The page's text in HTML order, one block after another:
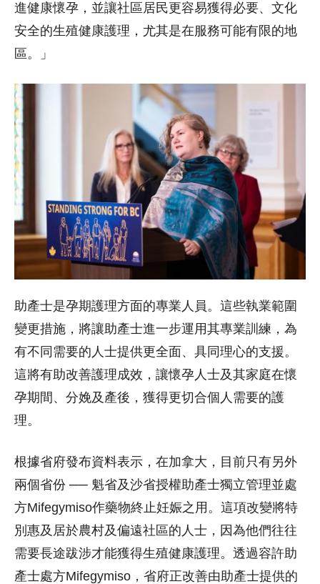
進健康懷孕，並讓社區居民更容易獲得必要、文化
安全的生殖健康護理，尤其是在服務可能有限的地
區。」
助產士是孕期護理方面的專業人員。這些執業範圍
變更措施，將讓助產士進一步運用其專業訓練，為
有不同需要的人士提供更全面、具同理心的支援。
這將有助改善護理成效，讓懷孕人士及其家庭在懷
孕期間、分娩及產後，獲得更切合個人需要的護
理。
根據省府發布資料表示，在加拿大，目前只有另外
兩個省份 ── 魁省及沙省授權助產士獨立管理並處
方Mifegymiso作藥物終止妊娠之用。這項改變將特
別惠及居於農村及偏遠社區的人士，因為他們往往
需要長途跋涉才能獲得生殖健康護理。透過容許助
產士處方Mifegymiso，省府正改善由助產士提供的